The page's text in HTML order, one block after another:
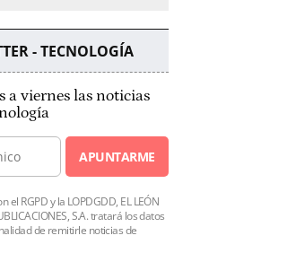
- TECNOLOGÍA
a viernes las noticias
APUNTARME
el RGPD y la LOPDGDD, EL LEÓN
S.A. tratará los datos
de remitirle noticias de